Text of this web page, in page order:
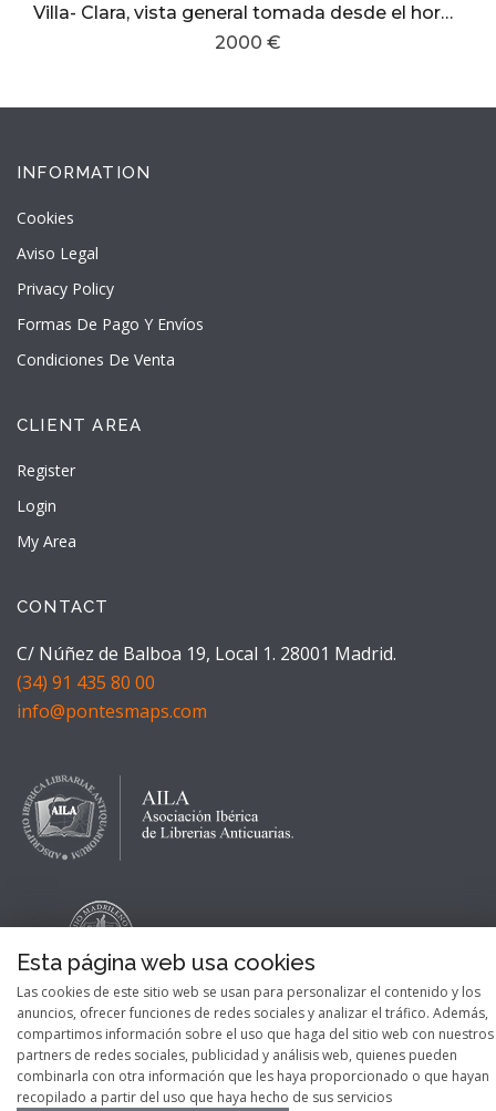
Villa- Clara, vista general tomada desde el horno de cal de la Portuguesa
2000 €
INFORMATION
Cookies
Aviso Legal
Privacy Policy
Formas De Pago Y Envíos
Condiciones De Venta
CLIENT AREA
Register
Login
My Area
CONTACT
C/ Núñez de Balboa 19, Local 1. 28001 Madrid.
(34) 91 435 80 00
info@pontesmaps.com
Esta página web usa cookies
Las cookies de este sitio web se usan para personalizar el contenido y los
anuncios, ofrecer funciones de redes sociales y analizar el tráfico. Además,
compartimos información sobre el uso que haga del sitio web con nuestros
partners de redes sociales, publicidad y análisis web, quienes pueden
combinarla con otra información que les haya proporcionado o que hayan
recopilado a partir del uso que haya hecho de sus servicios